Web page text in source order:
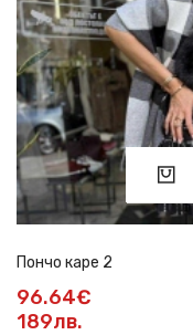
Пончо каре 2
96.64€
189лв.